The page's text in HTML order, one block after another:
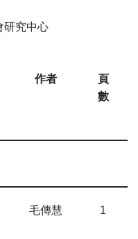
研究中心
作者
頁
數
毛傳慧 1